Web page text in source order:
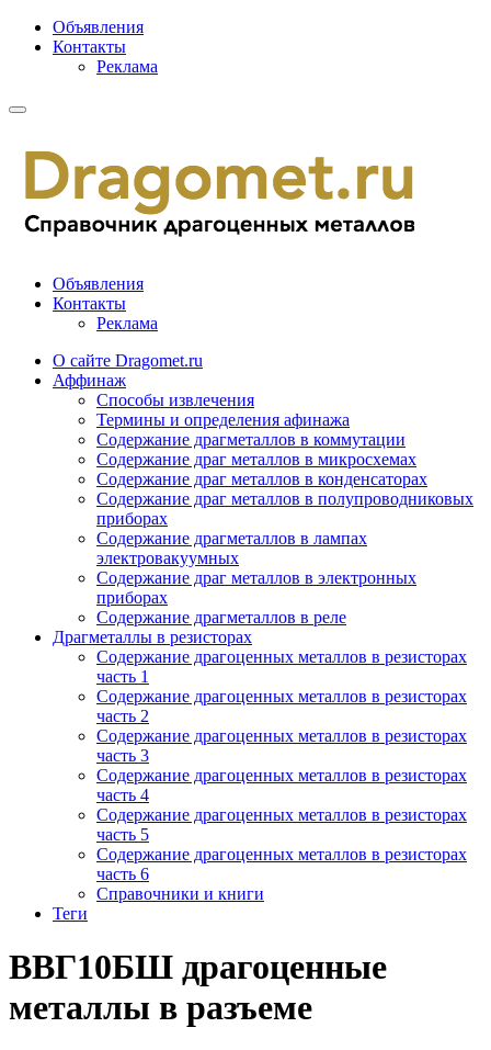
Объявления
Контакты
Реклама
Объявления
Контакты
Реклама
О сайте Dragomet.ru
Аффинаж
Способы извлечения
Термины и определения афинажа
Содержание драгметаллов в коммутации
Содержание драг металлов в микросхемах
Содержание драг металлов в конденсаторах
Содержание драг металлов в полупроводниковых
приборах
Содержание драгметаллов в лампах
электровакуумных
Содержание драг металлов в электронных
приборах
Содержание драгметаллов в реле
Драгметаллы в резисторах
Содержание драгоценных металлов в резисторах
часть 1
Содержание драгоценных металлов в резисторах
часть 2
Содержание драгоценных металлов в резисторах
часть 3
Содержание драгоценных металлов в резисторах
часть 4
Содержание драгоценных металлов в резисторах
часть 5
Содержание драгоценных металлов в резисторах
часть 6
Справочники и книги
Теги
ВВГ10БШ драгоценные
металлы в разъеме